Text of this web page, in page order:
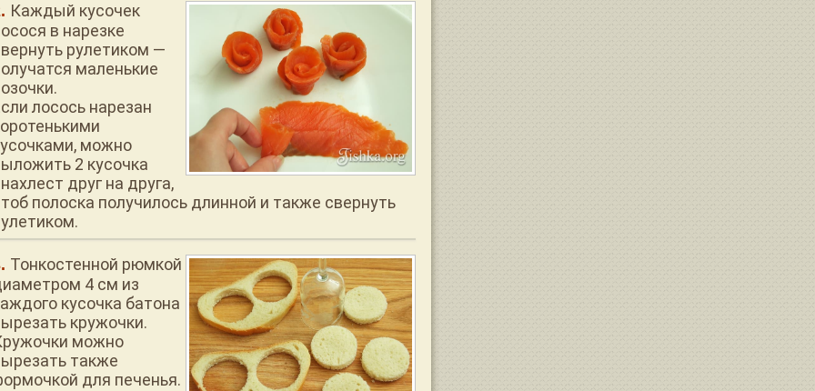
Каждый кусочек
в нарезке
рулетиком —
маленькие
лосось нарезан
можно
2 кусочка
друг на друга,
полоска получилось длинной и также свернуть
Тонкостенной рюмкой
4 см из
кусочка батона
кружочки.
можно
также
для печенья.